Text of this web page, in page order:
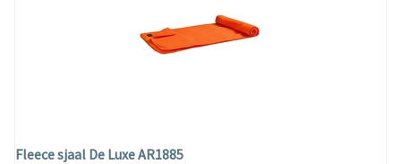
Fleece sjaal De Luxe AR1885